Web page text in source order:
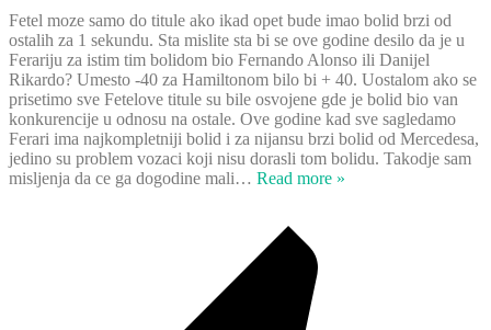
Fetel moze samo do titule ako ikad opet bude imao bolid brzi od
ostalih za 1 sekundu. Sta mislite sta bi se ove godine desilo da je u
Ferariju za istim tim bolidom bio Fernando Alonso ili Danijel
Rikardo? Umesto -40 za Hamiltonom bilo bi + 40. Uostalom ako se
prisetimo sve Fetelove titule su bile osvojene gde je bolid bio van
konkurencije u odnosu na ostale. Ove godine kad sve sagledamo
Ferari ima najkompletniji bolid i za nijansu brzi bolid od Mercedesa,
jedino su problem vozaci koji nisu dorasli tom bolidu. Takodje sam
misljenja da ce ga dogodine mali… Read more »